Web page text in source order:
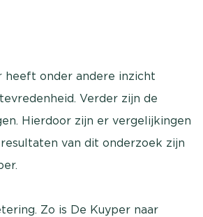
heeft onder andere inzicht
Verder zijn de
Hierdoor zijn er vergelijkingen
van dit onderzoek zijn
Zo is De Kuyper naar